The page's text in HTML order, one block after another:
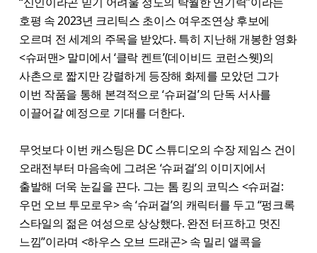
호평 속 2023년 크리틱스 초이스 여우조연상 후보에
오르며 전 세계의 주목을 받았다. 특히 지난해 개봉한 영화
<슈퍼맨> 말미에서 ‘클락 켄트’(데이비드 코런스웻)의
사촌으로 짧지만 강렬하게 등장해 화제를 모았던 그가
이번 작품을 통해 본격적으로 ‘슈퍼걸’의 단독 서사를
이끌어갈 예정으로 기대를 더한다.
무엇보다 이번 캐스팅은 DC 스튜디오의 수장 제임스 건이
오래전부터 마음속에 그려온 ‘슈퍼걸’의 이미지에서
출발해 더욱 눈길을 끈다. 그는 톰 킹의 코믹스 <슈퍼걸:
우먼 오브 투모로우> 속 ‘슈퍼걸’의 캐릭터를 두고 “펑크록
스타일의 젊은 여성으로 상상했다. 완전 터프하고 멋진
느낌”이라며 <하우스 오브 드래곤> 속 밀리 앨콕을